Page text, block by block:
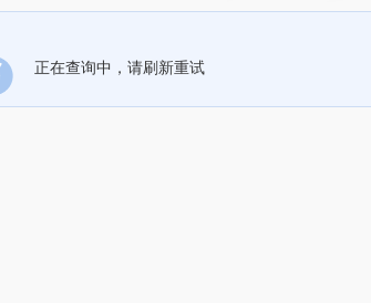
正在查询中，请刷新重试